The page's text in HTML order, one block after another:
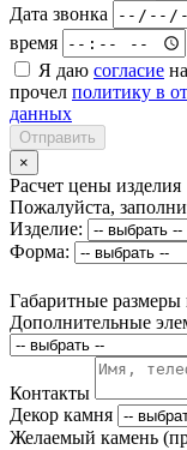
Дата звонка
время
Я даю согласие
прочел политику в
данных
Отправить
×
Расчет цены изделия
Пожалуйста,
Изделие:
Форма:
Габаритные
Дополнительные
Контакты
Декор камня
Желаемый камень